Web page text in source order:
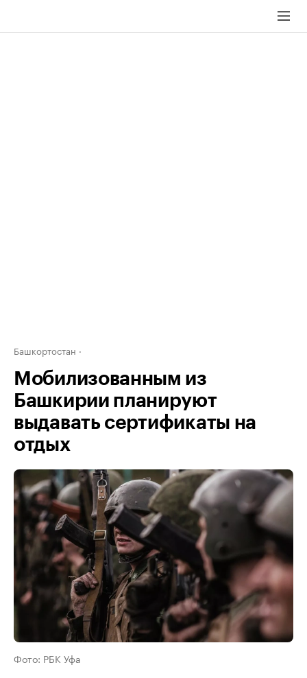
Башкортостан
Мобилизованным из
Башкирии планируют
выдавать сертификаты на
отдых
Фото: РБК Уфа